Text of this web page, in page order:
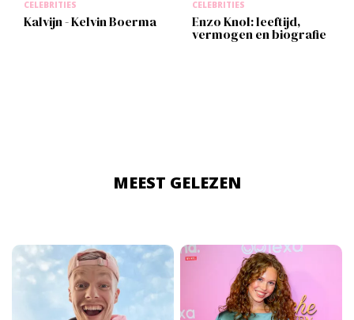
CELEBRITIES
Kalvijn - Kelvin Boerma
CELEBRITIES
Enzo Knol: leeftijd,
vermogen en biografie
MEEST GELEZEN